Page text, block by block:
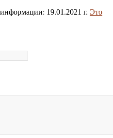
19.01.2021 г. Это